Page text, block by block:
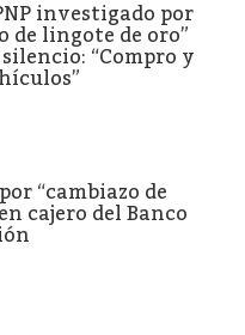
investigado por
de lingote de oro”
“Compro y
“cambiazo de
cajero del Banco